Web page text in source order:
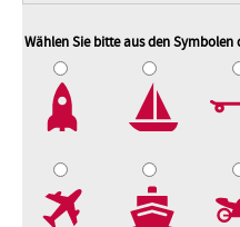
Wählen Sie bitte aus den